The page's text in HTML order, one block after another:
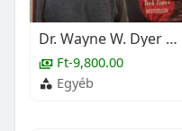
Dr. Wayne W. Dyer Spirituális megoldás minden problémára ÚJ
Ft-9,800.00
Egyéb